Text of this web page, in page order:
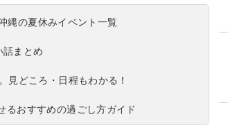
縄の夏休みイベント一覧
話まとめ
見どころ・日程もわかる！
るおすすめの過ごし方ガイド